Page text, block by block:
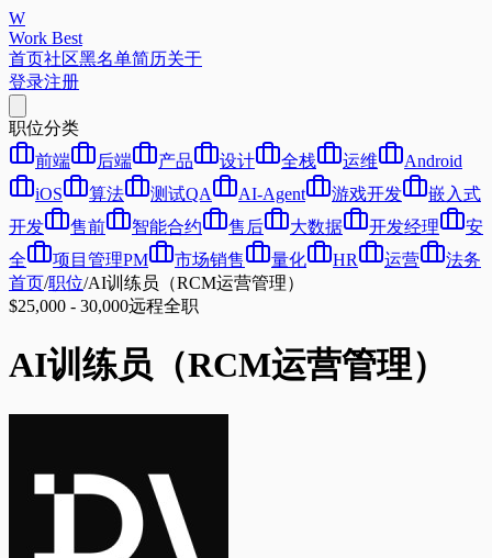
W
Work Best
首页社区黑名单简历关于
登录注册
职位分类
前端
后端 产品 设计 全栈 运维
Android
iOS
算法 测试QA AI-Agent 游戏开发
嵌入式
开发
售前 智能合约 售后 大数据 开发经理
安
全
项目管理PM 市场销售 量化 HR 运营
法务
首页/职位/AI训练员（RCM运营管理）
$25,000 - 30,000远程全职
AI训练员（RCM运营管理）